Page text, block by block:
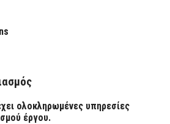
ολοκληρωμένες υπηρεσίες
έργου.